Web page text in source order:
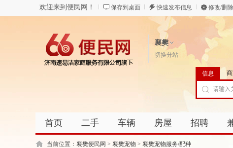
欢迎来到便民网！ 保存到桌面 快速发布信息 修改/删
襄樊
切换分站
信息
首页 二手 车辆 房屋 招聘
当前位置： 襄樊便民网 > 襄樊宠物 > 襄樊宠物服务/配种